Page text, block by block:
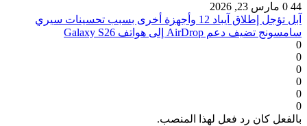
44
0 مارس 23, 2026
آبل تؤجل إطلاق آيباد 12 وأجهزة أخرى بسبب تحسينات سيري
سامسونج تضيف دعم AirDrop إلى هواتف Galaxy S26
0
0
0
0
0
0
بالفعل كان رد فعل لهذا المنصب.